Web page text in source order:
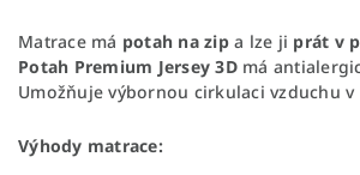
Matrace má potah na zipa lze ji prát v
Potah Premium Jersey 3Dmá
Umožňuje výbornou cirkulaci vzduchu v
Výhody matrace: